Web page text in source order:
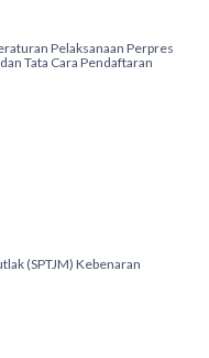
Pelaksanaan Perpres
Tata Cara Pendaftaran
(SPTJM) Kebenaran